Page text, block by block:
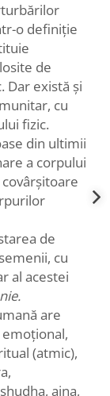
o definiție
de
Dar există și
cu
fizic.
din ultimii
a corpului
de
cu
al acestei
are
(atmic),
ajna,